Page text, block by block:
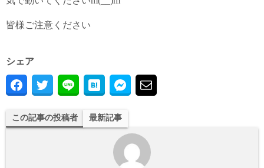
皆様ご注意ください
シェア
この記事の投稿者 最新記事